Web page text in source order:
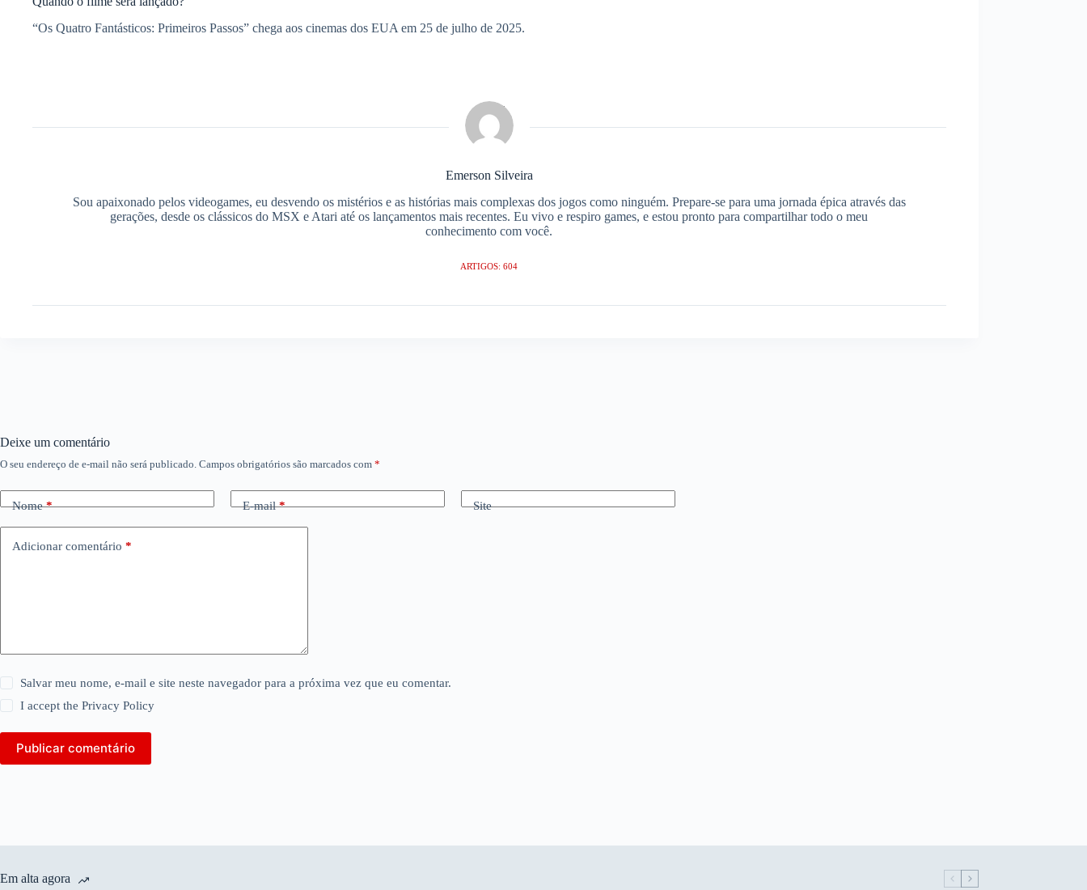
“Os Quatro Fantásticos: Primeiros Passos” chega aos cinemas dos EUA em 25 de julho de 2025.
Emerson Silveira
Sou apaixonado pelos videogames, eu desvendo os mistérios e as histórias mais complexas dos jogos como ninguém. Prepare-se para uma jornada épica através das
gerações, desde os clássicos do MSX e Atari até os lançamentos mais recentes. Eu vivo e respiro games, e estou pronto para compartilhar todo o meu
conhecimento com você.
ARTIGOS: 604
Deixe um comentário
O seu endereço de e-mail não será publicado. Campos obrigatórios são marcados com *
Nome* E-mail* Site
Adicionar comentário *
Salvar meu nome, e-mail e site neste navegador para a próxima vez que eu comentar.
I accept thePrivacy Policy
Publicar comentário
Em alta agora